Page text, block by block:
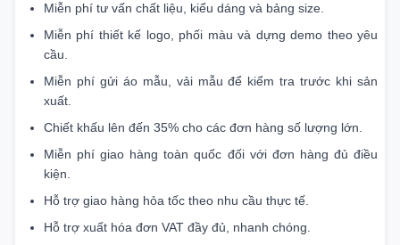
Miễn phí tư vấn chất liệu, kiểu dáng và bảng size.
Miễn phí thiết kế logo, phối màu và dựng demo theo yêu
cầu.
Miễn phí gửi áo mẫu, vải mẫu để kiểm tra trước khi sản
xuất.
Chiết khấu lên đến 35% cho các đơn hàng số lượng lớn.
Miễn phí giao hàng toàn quốc đối với đơn hàng đủ điều
kiện.
Hỗ trợ giao hàng hỏa tốc theo nhu cầu thực tế.
Hỗ trợ xuất hóa đơn VAT đầy đủ, nhanh chóng.